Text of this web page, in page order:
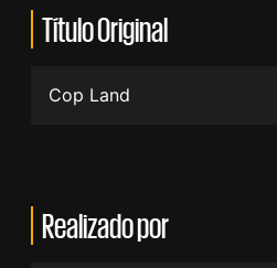
Título Original
Cop Land
Realizado por